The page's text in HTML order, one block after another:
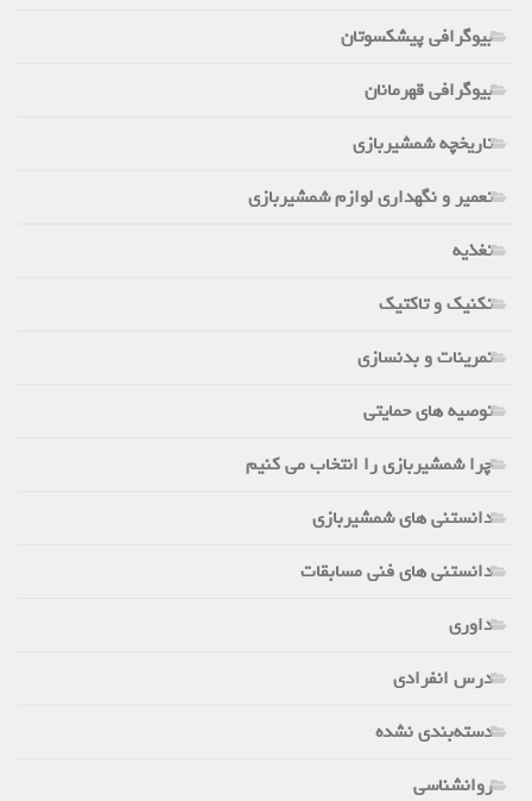
بیوگرافی پیشکسوتان
بیوگرافی قهرمانان
تاریخچه شمشیربازی
تعمیر و نگهداری لوازم شمشیربازی
تغذیه
تکنیک و تاکتیک
تمرینات و بدنسازی
توصیه های حمایتی
چرا شمشیربازی را انتخاب می کنیم
دانستنی های شمشیربازی
دانستنی های فنی مسابقات
داوری
درس انفرادی
دسته‌بندی نشده
روانشناسی